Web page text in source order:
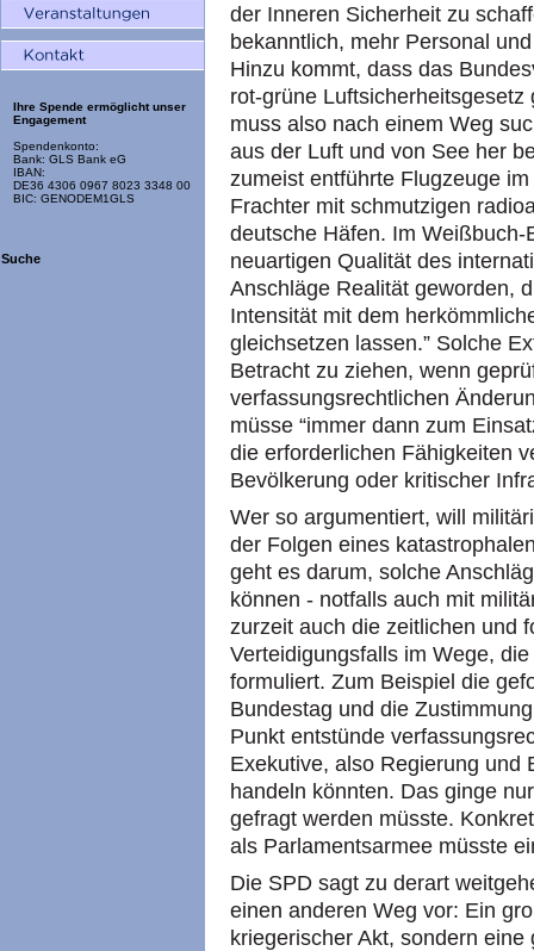
Ihre Spende ermöglicht unser
Engagement
Spendenkonto:
Bank: GLS Bank eG
IBAN:
DE36 4306 0967 8023 3348 00
BIC: GENODEM1GLS
Suche
der Inneren Sicherheit zu
bekanntlich, mehr Personal
Hinzu kommt, dass das
rot-grüne
muss also nach einem Weg
aus der Luft und von See her
zumeist entführte Flugzeuge
Frachter mit schmutzigen
deutsche Häfen. Im Weißbuch-
neuartigen Qualität des
Anschläge Realität geworden,
Intensität mit dem
gleichsetzen lassen.” Solche
Betracht zu ziehen, wenn
verfassungsrechtlichen
müsse “immer dann zum
die erforderlichen Fähigkeiten
Bevölkerung oder kritischer
Wer so argumentiert, will
der Folgen eines
geht es darum, solche
können - notfalls auch mit
zurzeit auch die zeitlichen und
Verteidigungsfalls im Wege,
formuliert. Zum Beispiel die
Bundestag und die
Punkt entstünde
Exekutive, also Regierung und
handeln könnten. Das ginge
gefragt werden müsste.
als Parlamentsarmee müsste
Die SPD sagt zu derart
einen anderen Weg vor: Ein
kriegerischer Akt, sondern